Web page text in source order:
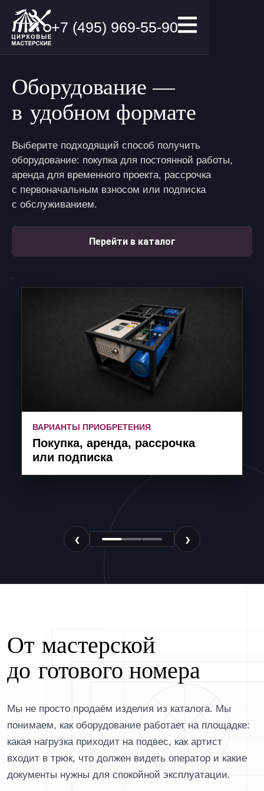
+7 (495) 969-55-90
Оборудование —
в удобном формате
Выберите подходящий способ получить
оборудование: покупка для постоянной работы,
аренда для временного проекта, рассрочка
с первоначальным взносом или подписка
с обслуживанием.
Перейти в каталог
ВАРИАНТЫ ПРИОБРЕТЕНИЯ
Покупка, аренда, рассрочка
или подписка
‹ ›
От мастерской
до готового номера
Мы не просто продаём изделия из каталога. Мы
понимаем, как оборудование работает на площадке:
какая нагрузка приходит на подвес, как артист
входит в трюк, что должен видеть оператор и какие
документы нужны для спокойной эксплуатации.